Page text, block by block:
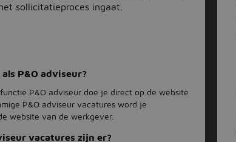
sollicitatieproces ingaat.
P&O adviseur?
P&O adviseur doe je direct op de website
P&O adviseur vacatures word je
website van de werkgever.
vacatures zijn er?